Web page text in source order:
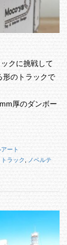
クに挑戦して
形のトラックで
厚のダンボー
ート
トラック , ノベルテ